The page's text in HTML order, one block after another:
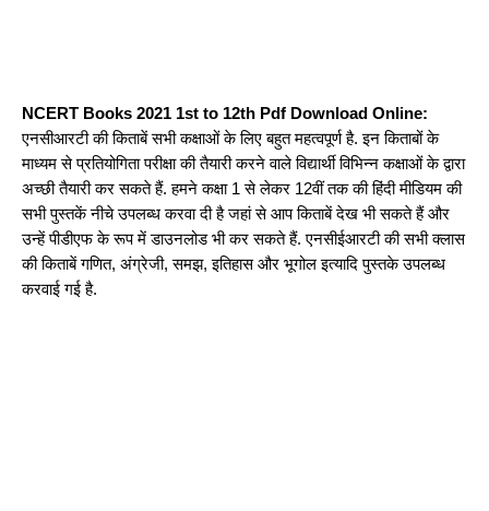
NCERT Books 2021 1st to 12th Pdf Download Online:
एनसीआरटी की किताबें सभी कक्षाओं के लिए बहुत महत्वपूर्ण है. इन किताबों के
माध्यम से प्रतियोगिता परीक्षा की तैयारी करने वाले विद्यार्थी विभिन्न कक्षाओं के द्वारा
अच्छी तैयारी कर सकते हैं. हमने कक्षा 1 से लेकर 12वीं तक की हिंदी मीडियम की
सभी पुस्तकें नीचे उपलब्ध करवा दी है जहां से आप किताबें देख भी सकते हैं और
उन्हें पीडीएफ के रूप में डाउनलोड भी कर सकते हैं. एनसीईआरटी की सभी क्लास
की किताबें गणित, अंग्रेजी, समझ, इतिहास और भूगोल इत्यादि पुस्तके उपलब्ध
करवाई गई है.